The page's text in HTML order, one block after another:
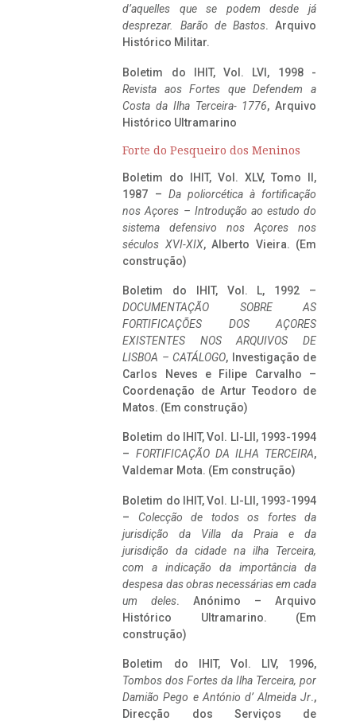
d’aquelles que se podem desde já
desprezar. Barão de Bastos. Arquivo
Histórico Militar.
Boletim do IHIT, Vol. LVI, 1998 -
Revista aos Fortes que Defendem a
Costa da Ilha Terceira- 1776, Arquivo
Histórico Ultramarino
Forte do Pesqueiro dos Meninos
Boletim do IHIT, Vol. XLV, Tomo II,
1987 – Da poliorcética à fortificação
nos Açores – Introdução ao estudo do
sistema defensivo nos Açores nos
séculos XVI-XIX, Alberto Vieira. (Em
construção)
Boletim do IHIT, Vol. L, 1992 –
DOCUMENTAÇÃO SOBRE AS
FORTIFICAÇÕES DOS AÇORES
EXISTENTES NOS ARQUIVOS DE
LISBOA – CATÁLOGO, Investigação de
Carlos Neves e Filipe Carvalho –
Coordenação de Artur Teodoro de
Matos. (Em construção)
Boletim do IHIT, Vol. LI-LII, 1993-1994
– FORTIFICAÇÃO DA ILHA TERCEIRA,
Valdemar Mota. (Em construção)
Boletim do IHIT, Vol. LI-LII, 1993-1994
– Colecção de todos os fortes da
jurisdição da Villa da Praia e da
jurisdição da cidade na ilha Terceira,
com a indicação da importância da
despesa das obras necessárias em cada
um deles. Anónimo – Arquivo
Histórico Ultramarino. (Em
construção)
Boletim do IHIT, Vol. LIV, 1996,
Tombos dos Fortes da Ilha Terceira, por
Damião Pego e António d’ Almeida Jr.,
Direcção dos Serviços de